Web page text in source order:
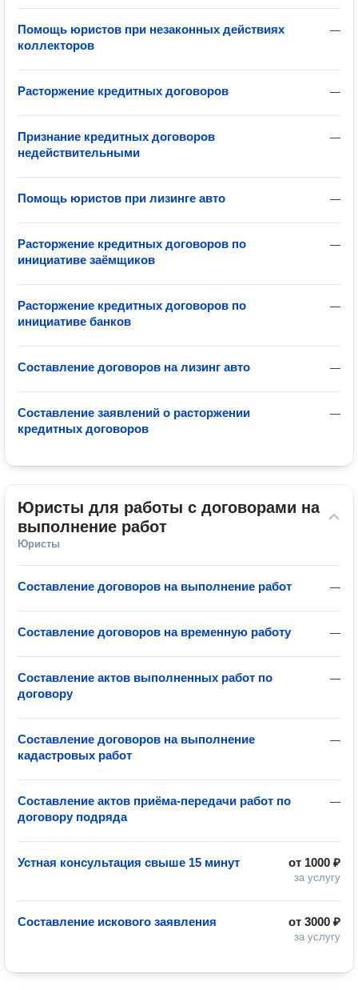
—
Помощь юристов при незаконных действиях
коллекторов
—
Расторжение кредитных договоров
—
Признание кредитных договоров
недействительными
—
Помощь юристов при лизинге авто
—
Расторжение кредитных договоров по
инициативе заёмщиков
—
Расторжение кредитных договоров по
инициативе банков
—
Составление договоров на лизинг авто
—
Составление заявлений о расторжении
кредитных договоров
Юристы для работы с договорами на
выполнение работ
Юристы
—
Составление договоров на выполнение работ
—
Составление договоров на временную работу
—
Составление актов выполненных работ по
договору
—
Составление договоров на выполнение
кадастровых работ
—
Составление актов приёма-передачи работ по
договору подряда
от 1000 ₽
за услугу
Устная консультация свыше 15 минут
от 3000 ₽
за услугу
Составление искового заявления